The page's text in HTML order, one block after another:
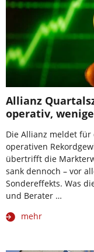
Allianz
operativ,
Die Allianz meldet für
operativen
übertrifft die
sank dennoch – vor
Sondereffekts. Was
und Berater …
mehr